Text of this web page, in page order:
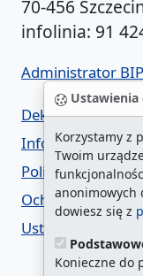
Ustawienia
Korzystamy z
Twoim
anonimowych
dowiesz się z
Konieczne do
70-456
infolinia: 91
Administrator
Deklaracja
Informacja o
Polityka
Ochrona danych
Ustawienia cookies